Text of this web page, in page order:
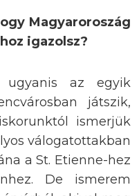
Magyaroroszág
igazolsz?
ugyanis az egyik
játszik,
ismerjük
válogatottakban
a St. Etienne-hez
De ismerem